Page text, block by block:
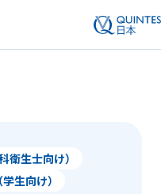
衛生士向け）
生向け）